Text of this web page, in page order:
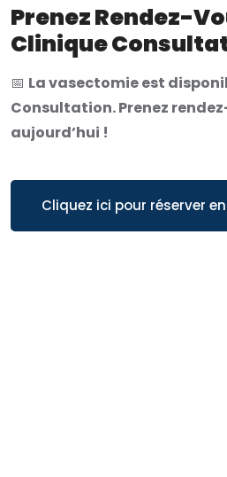
Prenez Rendez-
Clinique
📅 La vasectomie est
Consultation. Prenez
aujourd’hui !
Cliquez ici pour réserver